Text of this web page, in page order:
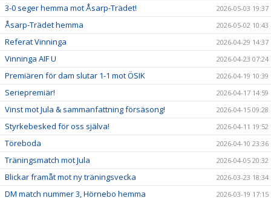
3-0 seger hemma mot Åsarp-Trädet! 2026-05-03 19:37
Åsarp-Trädet hemma 2026-05-02 10:43
Referat Vinninga 2026-04-29 14:37
Vinninga AIF U 2026-04-23 07:24
Premiären för dam slutar 1-1 mot ÖSIK 2026-04-19 10:39
Seriepremiär! 2026-04-17 14:59
Vinst mot Jula & sammanfattning försäsong! 2026-04-15 09:28
Styrkebesked för oss själva! 2026-04-11 19:52
Töreboda 2026-04-10 23:36
Träningsmatch mot Jula 2026-04-05 20:32
Blickar framåt mot ny träningsvecka 2026-03-23 18:34
DM match nummer 3, Hörnebo hemma 2026-03-19 17:15